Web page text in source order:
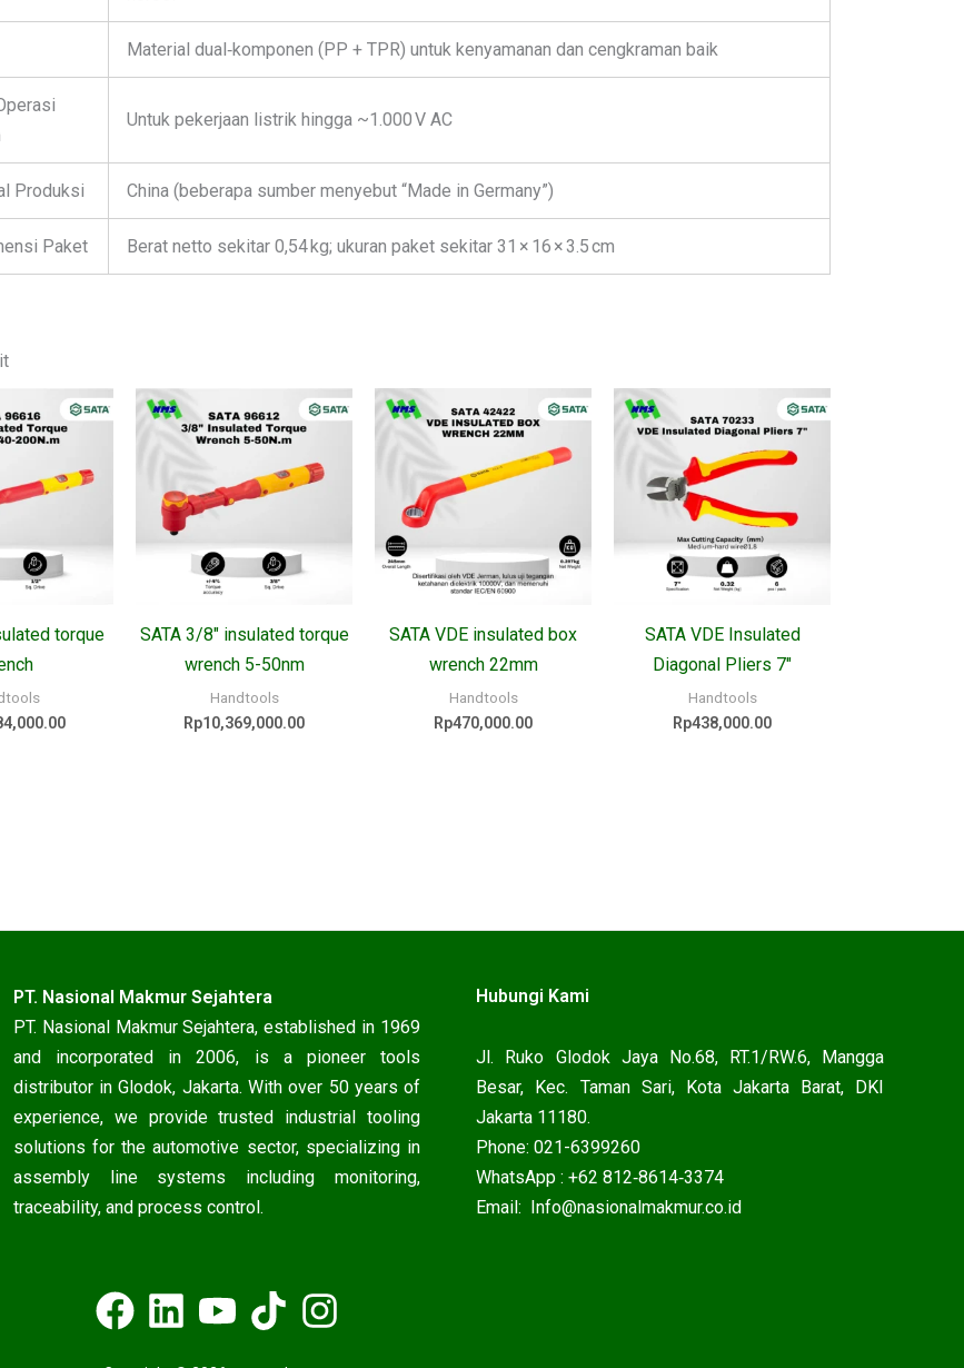
Material dual‑komponen (PP + TPR) untuk kenyamanan dan cengkraman baik
Untuk pekerjaan listrik hingga ~1.000 V AC
Produksi China (beberapa sumber menyebut “Made in Germany”)
Paket Berat netto sekitar 0,54 kg; ukuran paket sekitar 31 × 16 × 3.5 cm
torque
SATA 3/8″ insulated torque
wrench 5-50nm
Handtools
Rp10,369,000.00
SATA VDE insulated box
wrench 22mm
Handtools
Rp470,000.00
SATA VDE Insulated
Diagonal Pliers 7″
Handtools
Rp438,000.00
PT. Nasional Makmur Sejahtera
PT. Nasional Makmur Sejahtera, established in 1969
and incorporated in 2006, is a pioneer tools
distributor in Glodok, Jakarta. With over 50 years of
experience, we provide trusted industrial tooling
solutions for the automotive sector, specializing in
assembly line systems including monitoring,
traceability, and process control.
Hubungi Kami
Jl. Ruko Glodok Jaya No.68, RT.1/RW.6, Mangga
Besar, Kec. Taman Sari, Kota Jakarta Barat, DKI
Jakarta 11180.
Phone: 021-6399260
WhatsApp : ‪+62 812‑8614‑3374‬
Email: Info@nasionalmakmur.co.id